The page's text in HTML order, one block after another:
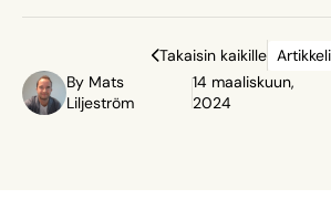
Takaisin kaikille
By Mats
Liljeström
14 maaliskuun,
2024